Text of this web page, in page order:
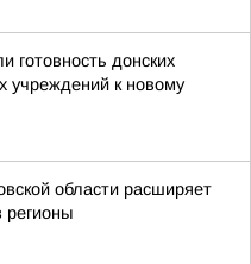
готовность донских
учреждений к новому
области расширяет
регионы